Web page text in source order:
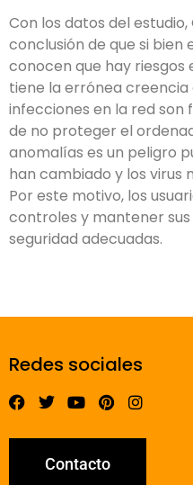
Con los datos del
conclusión de que si bien
conocen que hay
tiene la errónea creencia
infecciones en la red son
de no proteger el
anomalías es un peligro
han cambiado y los virus
Por este motivo, los
controles y mantener
seguridad adecuadas.
Redes sociales
Contacto